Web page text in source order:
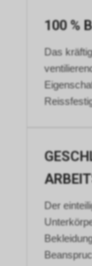
100 %
Das
Der